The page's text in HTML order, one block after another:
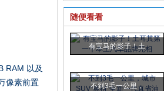
RAM 以及
像素前置
随便看看
有宝马的影子！土
不到3毛一公里，